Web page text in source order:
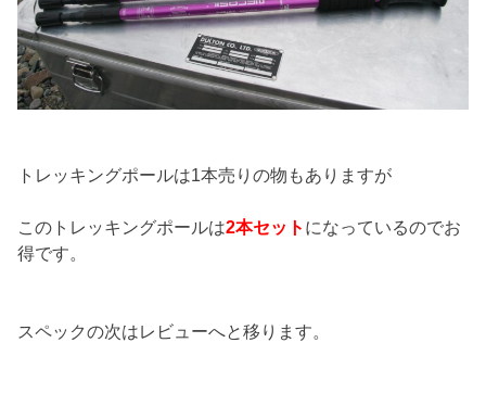
トレッキングポールは1本売りの物もありますが
このトレッキングポールは2本セット になっているのでお
得です。
スペックの次はレビューへと移ります。